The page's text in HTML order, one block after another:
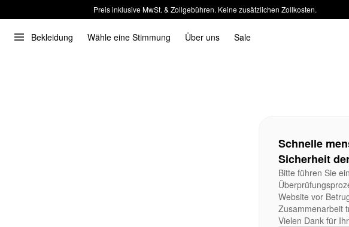
Preis inklusive MwSt. & Zollgebühren. Keine zusätzlichen Zollkosten.
Bekleidung Wähle eine Stimmung Über uns Sale
Schnelle
Sicherheit
Bitte führen Sie
Website vor
Zusammenarbeit
Vielen Dank für